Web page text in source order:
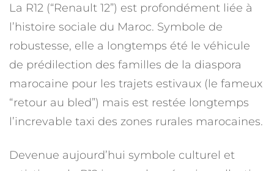
La R12 (“Renault 12”) est profondément liée à
l’histoire sociale du Maroc. Symbole de
robustesse, elle a longtemps été le véhicule
de prédilection des familles de la diaspora
marocaine pour les trajets estivaux (le fameux
“retour au bled”) mais est restée longtemps
l’increvable taxi des zones rurales marocaines.
Devenue aujourd’hui symbole culturel et